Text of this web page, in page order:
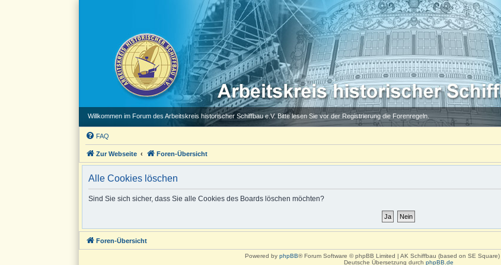
Willkommen im Forum des Arbeitskreis historischer Schiffbau e.V. Bitte lesen Sie vor der Registrierung die Forenregeln.
FAQ
Zur Webseite Foren-Übersicht
Alle Cookies löschen
Sind Sie sich sicher, dass Sie alle Cookies des Boards löschen möchten?
Foren-Übersicht
Powered by phpBB® Forum Software © phpBB Limited | AK Schiffbau (based on SE Square)
Deutsche Übersetzung durch phpBB.de